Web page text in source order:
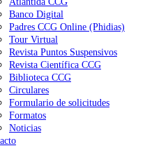
Banco Digital
Padres CCG Online (Phidias)
Tour Virtual
Revista Puntos Suspensivos
Revista Científica CCG
Biblioteca CCG
Circulares
Formulario de solicitudes
Formatos
Noticias